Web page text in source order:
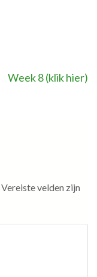
Week 8 (klik hier)
Vereiste velden zijn